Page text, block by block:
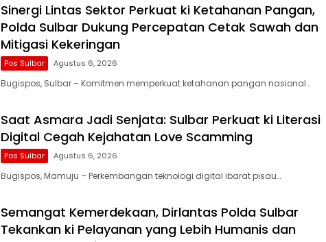
Sinergi Lintas Sektor Perkuat ki Ketahanan Pangan,
Polda Sulbar Dukung Percepatan Cetak Sawah dan
Mitigasi Kekeringan
Pos Sulbar Agustus 6, 2026
Bugispos, Sulbar – Komitmen memperkuat ketahanan pangan nasional…
Saat Asmara Jadi Senjata: Sulbar Perkuat ki Literasi
Digital Cegah Kejahatan Love Scamming
Pos Sulbar Agustus 6, 2026
Bugispos, Mamuju – Perkembangan teknologi digital ibarat pisau…
Semangat Kemerdekaan, Dirlantas Polda Sulbar
Tekankan ki Pelayanan yang Lebih Humanis dan